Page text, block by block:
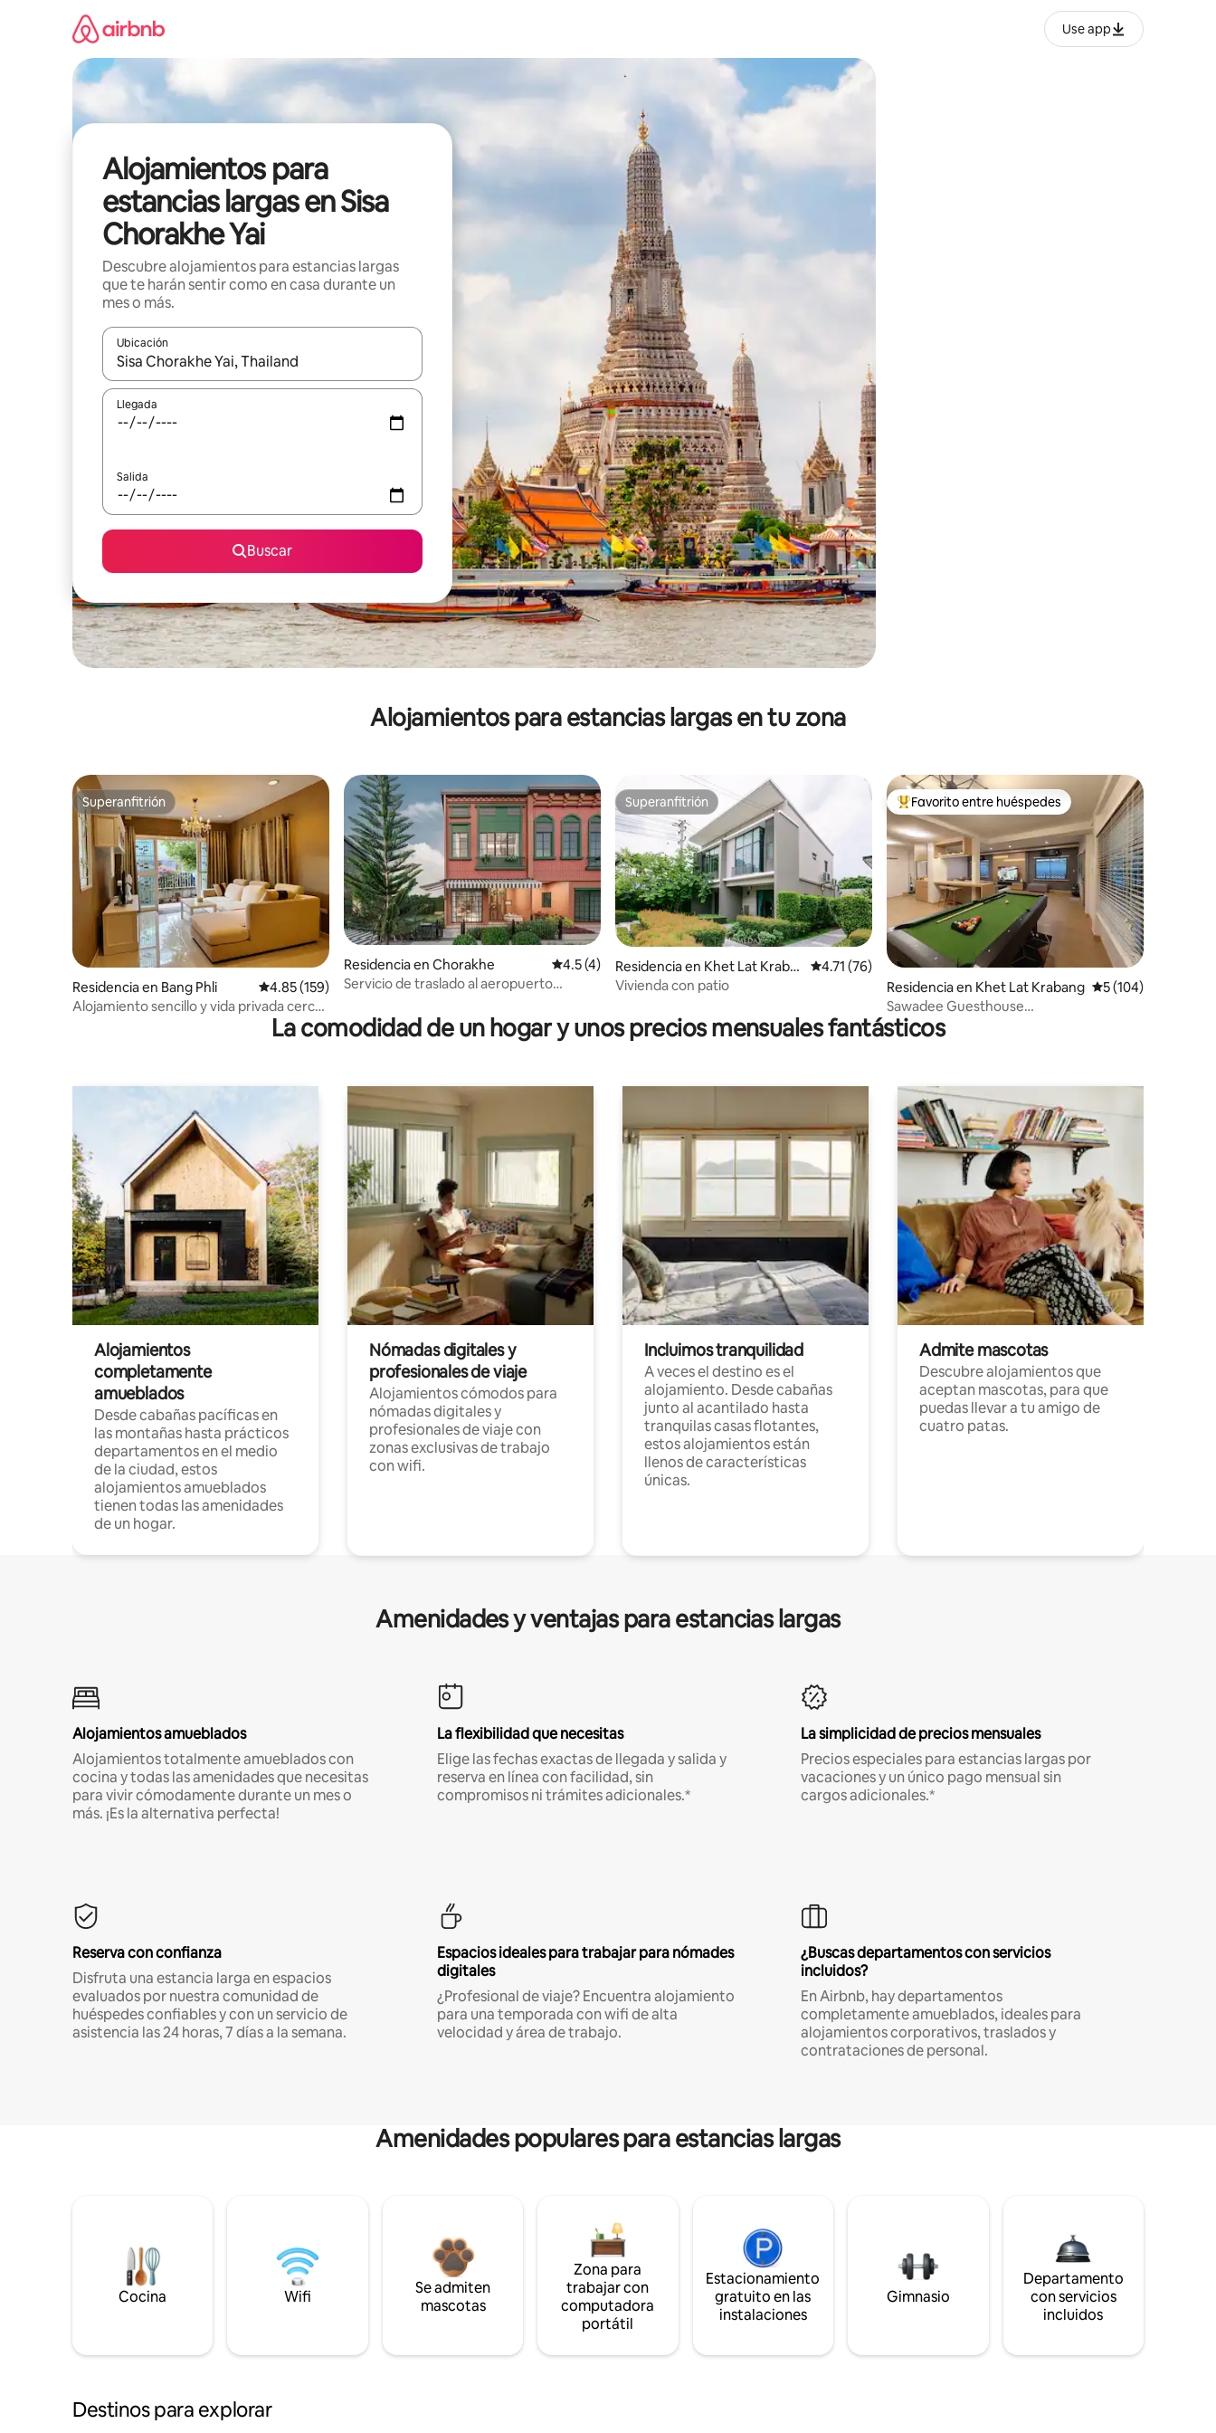
Use app
Alojamientos para
estancias largas en Sisa
Chorakhe Yai
Descubre alojamientos para estancias largas
que te harán sentir como en casa durante un
mes o más.
Ubicación
Cuando los resultados estén disponibles, podrás navegar usando las teclas de las flechas hacia arriba y hacia abajo, o bien tocando y deslizando la pantalla.
Llegada
Salida
Buscar
Alojamientos para estancias largas en tu zona
Superanfitrión
Superanfitrión
Residencia en Bang Phli Calificación promedio: 4.85 de 5; 159 evaluaciones
4.85 (159)
Alojamiento sencillo y vida privada cerca
Residencia en Chorakhe Calificación promedio: 4.5 de 5; 4 evaluaciones
4.5 (4)
Servicio de traslado al aeropuerto
instalaciones
Superanfitrión
Superanfitrión
Residencia en Khet Lat Kraba
ng
Calificación promedio: 4.71 de 5; 76 evaluaciones
4.71 (76)
Vivienda con patio
De los mejores en Favorito entre huéspedes
Favorito entre huéspedes
Residencia en Khet Lat Krabang Calificación
5 (104)
Sawadee Guesthouse
Suvarnabhumi/Traslado al aeropuerto
La comodidad de un hogar y unos precios mensuales fantásticos
Alojamientos
completamente
amueblados
Desde cabañas pacíficas en
las montañas hasta prácticos
departamentos en el medio
de la ciudad, estos
alojamientos amueblados
tienen todas las amenidades
de un hogar.
Nómadas digitales y
profesionales de viaje
Alojamientos cómodos para
nómadas digitales y
profesionales de viaje con
zonas exclusivas de trabajo
con wifi.
Incluimos tranquilidad
A veces el destino es el
alojamiento. Desde cabañas
junto al acantilado hasta
tranquilas casas flotantes,
estos alojamientos están
llenos de características
únicas.
Admite mascotas
Descubre alojamientos que
aceptan mascotas, para que
puedas llevar a tu amigo de
cuatro patas.
Amenidades y ventajas para estancias largas
Alojamientos amueblados
Alojamientos totalmente amueblados con
cocina y todas las amenidades que necesitas
para vivir cómodamente durante un mes o
más. ¡Es la alternativa perfecta!
La flexibilidad que necesitas
Elige las fechas exactas de llegada y salida y
reserva en línea con facilidad, sin
compromisos ni trámites adicionales.*
La simplicidad de precios mensuales
Precios especiales para estancias largas por
vacaciones y un único pago mensual sin
cargos adicionales.*
Reserva con confianza
Disfruta una estancia larga en espacios
evaluados por nuestra comunidad de
huéspedes confiables y con un servicio de
asistencia las 24 horas, 7 días a la semana.
Espacios ideales para trabajar para nómades
digitales
¿Profesional de viaje? Encuentra alojamiento
para una temporada con wifi de alta
velocidad y área de trabajo.
¿Buscas departamentos con servicios
incluidos?
En Airbnb, hay departamentos
completamente amueblados, ideales para
alojamientos corporativos, traslados y
contrataciones de personal.
Amenidades populares para estancias largas
Cocina Wifi
Se admiten
mascotas
Zona para
trabajar con
computadora
portátil
Estacionamiento
gratuito en las
instalaciones
Gimnasio
Departamento
con servicios
incluidos
Destinos para explorar